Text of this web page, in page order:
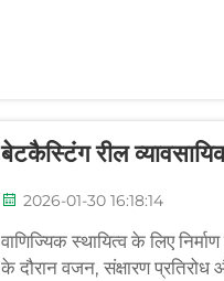
बेटकैस्टिंग रील
2026-01-30 16:18:14
वाणिज्यिक स्थायित्व के लिए
के दौरान वजन, संक्षारण प्रतिरोध